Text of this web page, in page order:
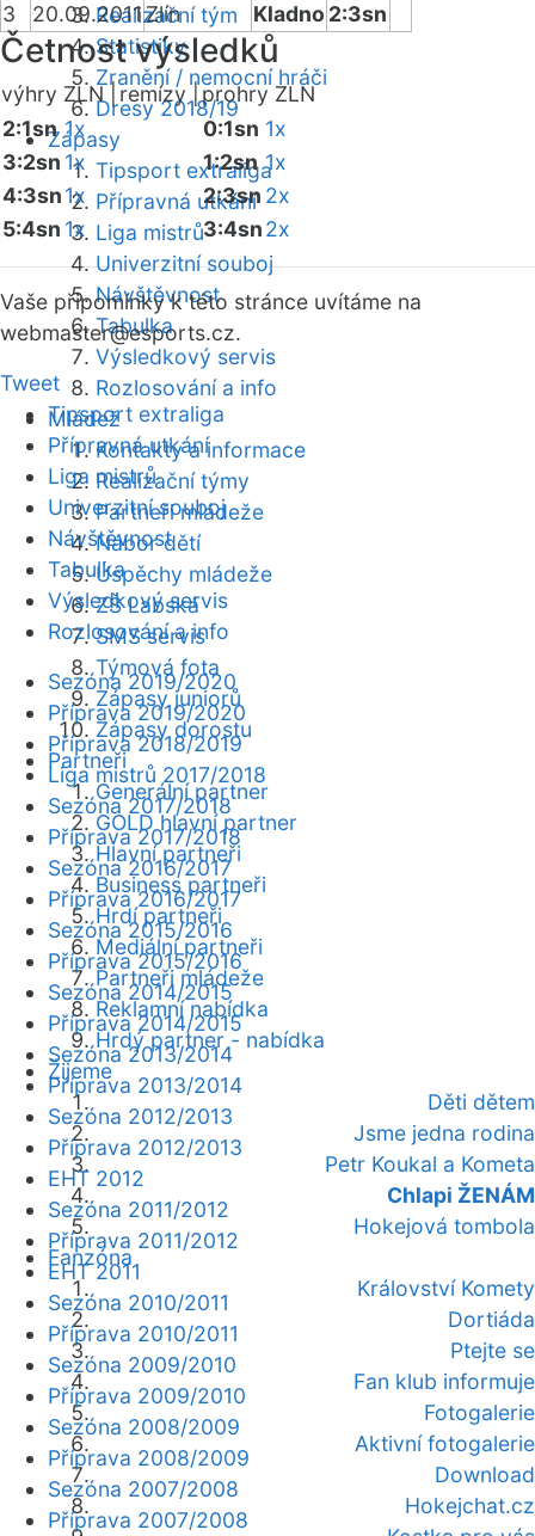
Realizační tým
Statistiky
Zranění / nemocní hráči
Dresy 2018/19
Zápasy
Tipsport extraliga
Přípravná utkání
Liga mistrů
Univerzitní souboj
Návštěvnost
Tabulka
Výsledkový servis
Rozlosování a info
Mládež
Kontakty a informace
Realizační týmy
Partneři mládeže
Nábor dětí
Úspěchy mládeže
ZŠ Labská
SMS servis
Týmová fota
Zápasy juniorů
Zápasy dorostu
Partneři
Generální partner
GOLD hlavní partner
Hlavní partneři
Business partneři
Hrdí partneři
Mediální partneři
Partneři mládeže
Reklamní nabídka
Hrdý partner - nabídka
Žijeme
Děti dětem
Jsme jedna rodina
Petr Koukal a Kometa
Chlapi ŽENÁM
Hokejová tombola
Fanzóna
Království Komety
Dortiáda
Ptejte se
Fan klub informuje
Fotogalerie
Aktivní fotogalerie
Download
Hokejchat.cz
3
20.09.2011Zlín Kladno 2:3sn
Četnost výsledků
výhry ZLN | remízy |
prohry ZLN
2:1sn 1x
3:2sn 1x
4:3sn1x
5:4sn 1x
0:1sn 1x
1:2sn 1x
2:3sn 2x
3:4sn2x
Vaše připomínky k této stránce uvítáme na
webmaster@esports.cz.
Tweet
Tipsport extraliga
Přípravná utkání
Liga mistrů
Univerzitní souboj
Návštěvnost
Tabulka
Výsledkový servis
Rozlosování a info
Sezóna 2019/2020
Příprava 2019/2020
Příprava 2018/2019
Liga mistrů 2017/2018
Sezóna 2017/2018
Příprava 2017/2018
Sezóna 2016/2017
Příprava 2016/2017
Sezóna 2015/2016
Příprava 2015/2016
Sezóna 2014/2015
Příprava 2014/2015
Sezóna 2013/2014
Příprava 2013/2014
Sezóna 2012/2013
Příprava 2012/2013
EHT 2012
Sezóna 2011/2012
Příprava 2011/2012
EHT 2011
Sezóna 2010/2011
Příprava 2010/2011
Sezóna 2009/2010
Příprava 2009/2010
Sezóna 2008/2009
Příprava 2008/2009
Sezóna 2007/2008
Příprava 2007/2008